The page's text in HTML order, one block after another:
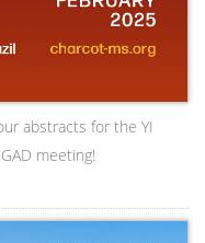
abstracts for the YI
meeting!